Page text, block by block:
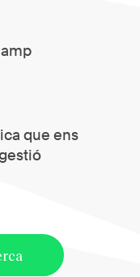
que ens